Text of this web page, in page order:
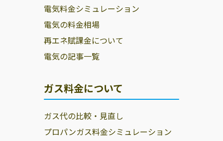
電気料金シミュレーション
電気の料金相場
再エネ賦課金について
電気の記事一覧
ガス料金について
ガス代の比較・見直し
プロパンガス料金シミュレーション